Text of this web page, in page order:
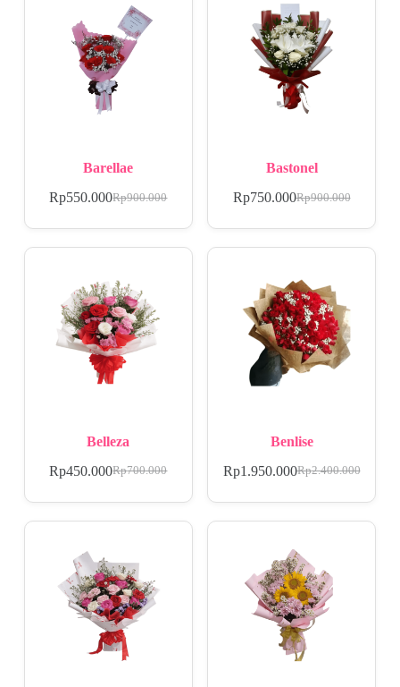
Barellae
Rp900.000
Rp550.000
Bastonel
Rp900.000
Rp750.000
Belleza
Rp700.000
Rp450.000
Benlise
Rp2.400.000
Rp1.950.000